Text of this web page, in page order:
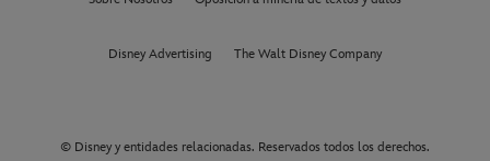
Disney Advertising The Walt Disney Company
© Disney y entidades relacionadas. Reservados todos los derechos.